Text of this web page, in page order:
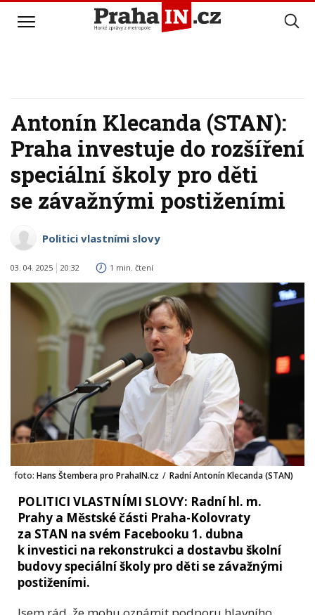
Antonín Klecanda (STAN):
Praha investuje do rozšíření
speciální školy pro děti
se závažnými postiženími
Politici vlastními slovy
03. 04. 2025 20:32 1 min. čtení
foto: Hans Štembera pro PrahaIN.cz / Radní Antonín Klecanda (STAN)
POLITICI VLASTNÍMI SLOVY: Radní hl. m.
Prahy a Městské části Praha-Kolovraty
za STAN na svém Facebooku 1. dubna
k investici na rekonstrukci a dostavbu školní
budovy speciální školy pro děti se závažnými
postiženími.